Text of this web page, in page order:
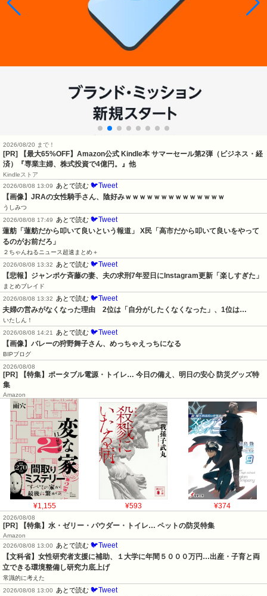
2026/08/20 まで！
[PR]
【最大65%OFF】Amazon公式 Kindle本 サマーセール第2弾（ビジネス・経
済）『専業主婦、株式投資で4億円。』他
Kindleストア
2026/08/08 13:09
あとで読む 🐦Tweet
【画像】JRAの女性騎手さん、陰好みｗｗｗｗｗｗｗｗｗｗｗｗｗｗ
うしみつ
2026/08/08 17:49
あとで読む 🐦Tweet
蓮舫「蓮舫だから叩いて良いという報道」 X民「高市だから叩いて良いをやって
るのがお前だろ」
２ちゃんねるニュース超速まとめ＋
2026/08/08 13:32
あとで読む 🐦Tweet
【悲報】ジャンポケ斉藤の妻、夫の求刑7年翌日にInstagram更新「楽しすぎた」
まとめブレイド
2026/08/08 13:32
あとで読む 🐦Tweet
夫婦の営みがなくなった理由　2位は「自分がしたくなくなった」、1位は…
いたしん！
2026/08/08 14:21
あとで読む 🐦Tweet
【画像】バレーの狩野舞子さん、めっちゃえっちになる
BIPブログ
2026/08/08
[PR] 【特集】ポータブル電源・トイレ… 今日の備え、明日の安心 防災グッズ特
集
Amazon
¥1,155 ¥593 ¥374
2026/08/08
[PR] 【特集】水・ゼリー・パウダー・トイレ… ペットの防災特集
Amazon
2026/08/08 13:00
あとで読む 🐦Tweet
【文科省】女性研究者支援に補助、１大学に年間５０００万円…出産・子育と両
立できる環境整備し研究力底上げ
常識的に考えた
2026/08/08 13:00
あとで読む 🐦Tweet